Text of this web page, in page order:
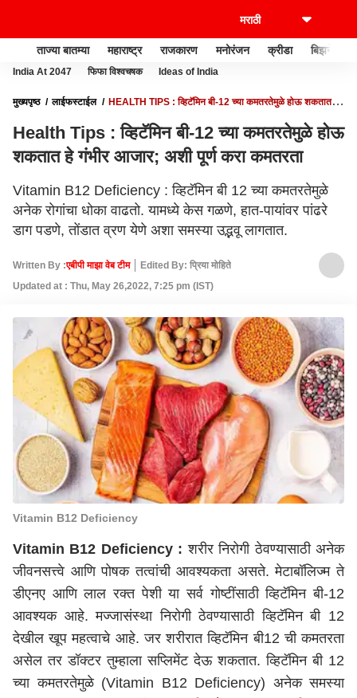
ताज्या बातम्या महाराष्ट्र राजकारण मनोरंजन क्रीडा बिझनेस
India At 2047 फिफा विश्वचषक Ideas of India
मुख्यपृष्ठ लाईफस्टाईल
HEALTH TIPS : व्हिटॅमिन बी-12 च्या कमतरतेमुळे होऊ शकतात हे
Health Tips : व्हिटॅमिन बी-12 च्या कमतरतेमुळे होऊ
शकतात हे गंभीर आजार; अशी पूर्ण करा कमतरता
Vitamin B12 Deficiency : व्हिटॅमिन बी 12 च्या कमतरतेमुळे
अनेक रोगांचा धोका वाढतो. यामध्ये केस गळणे, हात-पायांवर पांढरे
डाग पडणे, तोंडात व्रण येणे अशा समस्या उद्भवू लागतात.
Written By :एबीपी माझा वेब टीम
Edited By: प्रिया मोहिते
Updated at : Thu, May 26,2022, 7:25 pm (IST)
Vitamin B12 Deficiency
Vitamin B12 Deficiency :शरीर निरोगी ठेवण्यासाठी अनेक
जीवनसत्त्वे आणि पोषक तत्वांची आवश्यकता असते. मेटाबॉलिज्म ते
डीएनए आणि लाल रक्त पेशी या सर्व गोष्टींसाठी व्हिटॅमिन बी-12
आवश्यक आहे. मज्जासंस्था निरोगी ठेवण्यासाठी व्हिटॅमिन बी 12
देखील खूप महत्वाचे आहे. जर शरीरात व्हिटॅमिन बी12 ची कमतरता
असेल तर डॉक्टर तुम्हाला सप्लिमेंट देऊ शकतात. व्हिटॅमिन बी 12
च्या कमतरतेमुळे (Vitamin B12 Deficiency) अनेक समस्या